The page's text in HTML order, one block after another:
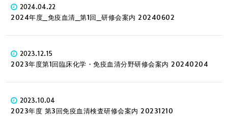
2024.04.22
2024年度_免疫血清_第1回_研修会案内 20240602
2023.12.15
2023年度第1回臨床化学・免疫血清分野研修会案内 20240204
2023.10.04
2023年度 第3回免疫血清検査研修会案内 20231210